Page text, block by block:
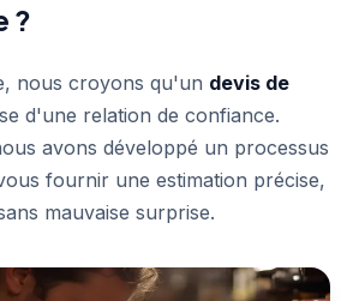
?
nous croyons qu'un devis de
d'une relation de confiance.
avons développé un processus
fournir une estimation précise,
mauvaise surprise.